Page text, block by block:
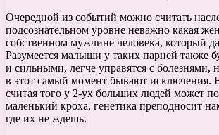
Очередной из событий можно считать
подсознательном уровне неважно какая
собственном мужчине человека, который
Разумеется малыши у таких парней также
и сильными, легче управятся с болезнями,
в этот самый момент бывают исключения.
считая того у 2-ух больших людей может
маленький кроха, генетика преподносит
где их не ждешь.